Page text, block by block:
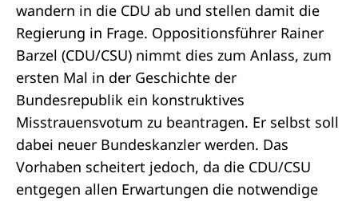
wandern in die CDU ab und stellen damit die
Regierung in Frage. Oppositionsführer Rainer
Barzel (CDU/CSU) nimmt dies zum Anlass, zum
ersten Mal in der Geschichte der
Bundesrepublik ein konstruktives
Misstrauensvotum zu beantragen. Er selbst soll
dabei neuer Bundeskanzler werden. Das
Vorhaben scheitert jedoch, da die CDU/CSU
entgegen allen Erwartungen die notwendige